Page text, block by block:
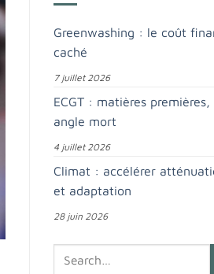
Greenwashing : le coût
caché
7 juillet 2026
ECGT : matières premières,
angle mort
4 juillet 2026
Climat : accélérer
et adaptation
28 juin 2026